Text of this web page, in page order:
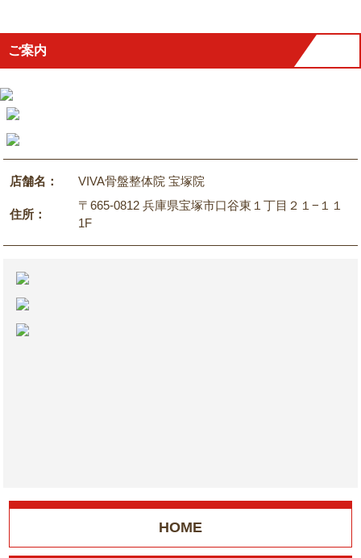
ご案内
店舗名： VIVA骨盤整体院 宝塚院
住所：
〒665-0812 兵庫県宝塚市口谷東１丁目２１−１１
1F
HOME